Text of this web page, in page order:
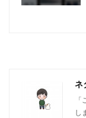
ネ
し